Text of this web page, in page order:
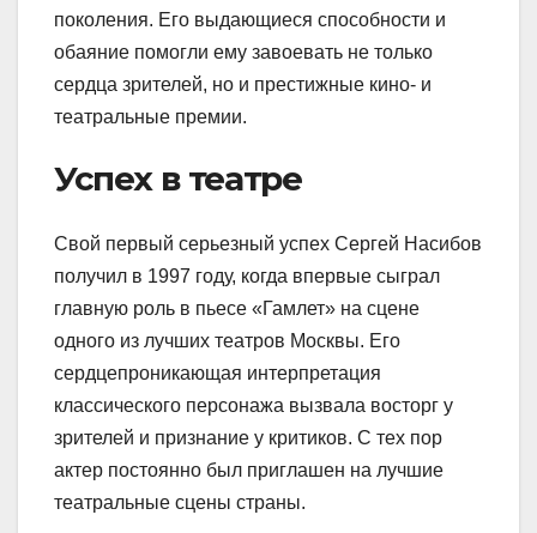
поколения. Его выдающиеся способности и
обаяние помогли ему завоевать не только
сердца зрителей, но и престижные кино- и
театральные премии.
Успех в театре
Свой первый серьезный успех Сергей Насибов
получил в 1997 году, когда впервые сыграл
главную роль в пьесе «Гамлет» на сцене
одного из лучших театров Москвы. Его
сердцепроникающая интерпретация
классического персонажа вызвала восторг у
зрителей и признание у критиков. С тех пор
актер постоянно был приглашен на лучшие
театральные сцены страны.